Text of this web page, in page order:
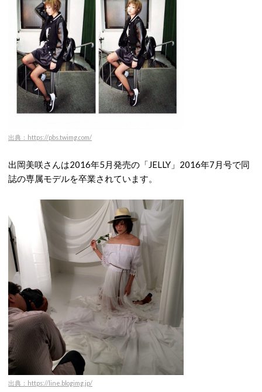
出典：https://pbs.twimg.com/
出岡美咲さんは2016年5月発売の「JELLY」2016年7月号で同
誌の専属モデルを卒業されています。
出典：https://line.blogimg.jp/